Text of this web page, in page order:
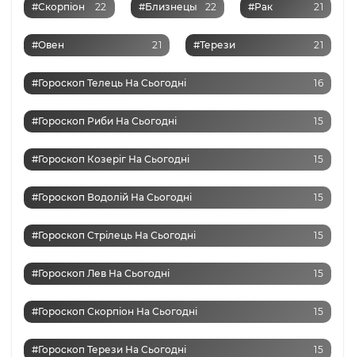
#Скорпіон 22 #Близнецы 22 #Рак 21
#Овен 21 #Терези 21
#Гороскоп Телець На Сьогодні 16
#Гороскоп Риби На Сьогодні 15
#Гороскоп Козеріг На Сьогодні 15
#Гороскоп Водолій На Сьогодні 15
#Гороскоп Стрілець На Сьогодні 15
#Гороскоп Лев На Сьогодні 15
#Гороскоп Скорпіон На Сьогодні 15
#Гороскоп Терези На Сьогодні 15